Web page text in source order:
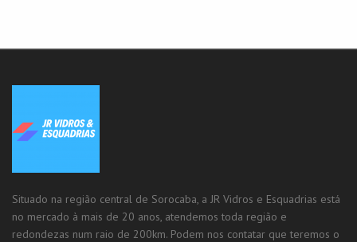
Situado na região central de Sorocaba, a JR Vidros e Esquadrias está
no mercado à mais de 20 anos, atendemos toda região e
redondezas num raio de 200km. Podem nos contatar que teremos o